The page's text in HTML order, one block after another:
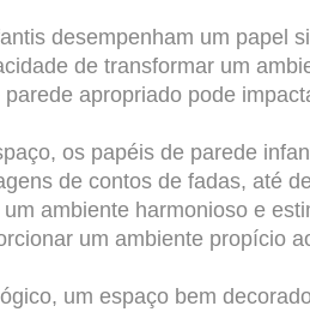
desempenham um papel
de transformar um
apropriado pode
os papéis de parede
de contos de fadas, até
ambiente harmonioso e
um ambiente propício
um espaço bem